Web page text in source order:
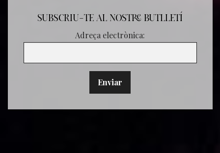
SUBSCRIU-TE AL NOSTRE BUTLLETÍ
Adreça electrònica: